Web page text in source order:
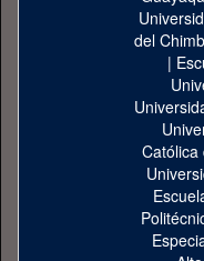
del
|
Católica